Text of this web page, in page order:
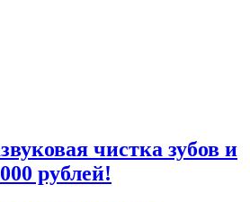
чистка зубов и
рублей!